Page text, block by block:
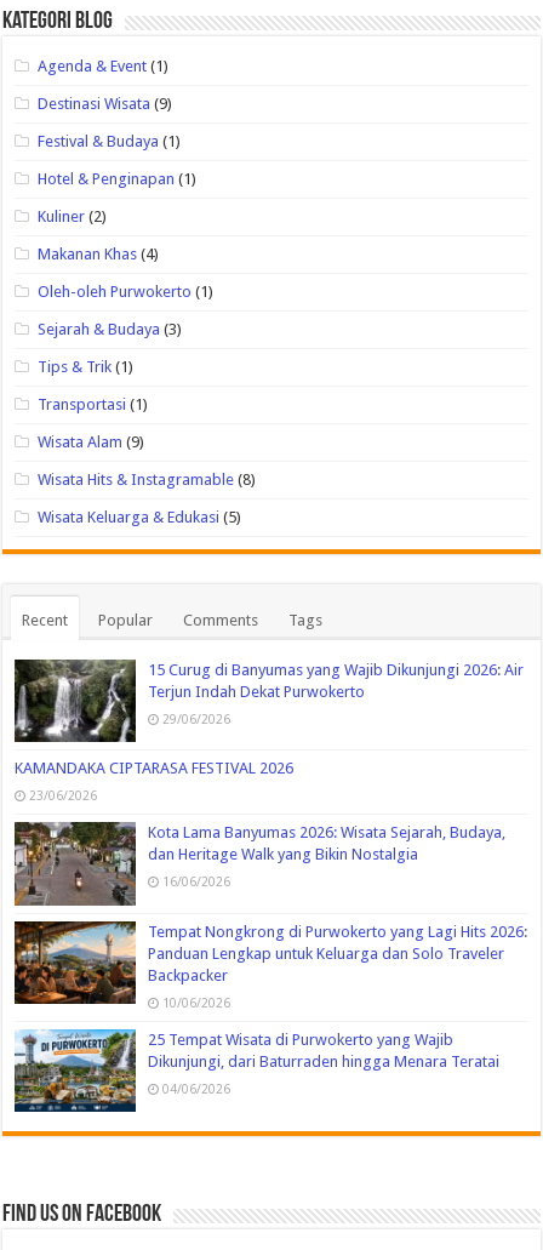
Kategori Blog
Agenda & Event (1)
Destinasi Wisata (9)
Festival & Budaya (1)
Hotel & Penginapan (1)
Kuliner (2)
Makanan Khas (4)
Oleh-oleh Purwokerto (1)
Sejarah & Budaya (3)
Tips & Trik (1)
Transportasi (1)
Wisata Alam (9)
Wisata Hits & Instagramable (8)
Wisata Keluarga & Edukasi (5)
Recent Popular Comments Tags
15 Curug di Banyumas yang Wajib Dikunjungi 2026: Air
Terjun Indah Dekat Purwokerto
29/06/2026
KAMANDAKA CIPTARASA FESTIVAL 2026
23/06/2026
Kota Lama Banyumas 2026: Wisata Sejarah, Budaya,
dan Heritage Walk yang Bikin Nostalgia
16/06/2026
Tempat Nongkrong di Purwokerto yang Lagi Hits 2026:
Panduan Lengkap untuk Keluarga dan Solo Traveler
Backpacker
10/06/2026
25 Tempat Wisata di Purwokerto yang Wajib
Dikunjungi, dari Baturraden hingga Menara Teratai
04/06/2026
Find us on Facebook